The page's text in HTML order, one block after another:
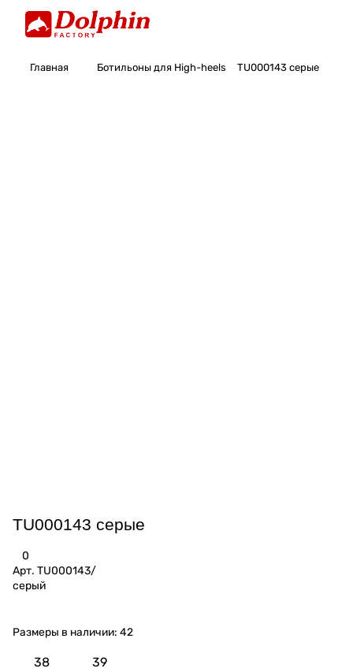
Главная Ботильоны для High-heels TU000143 серые
TU000143 серые
0
Арт. TU000143/
серый
Размеры в наличии: 42
38 39